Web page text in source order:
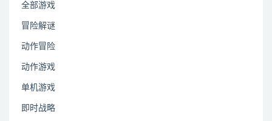
全部游戏
冒险解谜
动作冒险
动作游戏
单机游戏
即时战略